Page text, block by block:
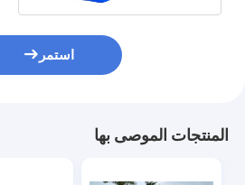
استمر
المنتجات الموصى بها